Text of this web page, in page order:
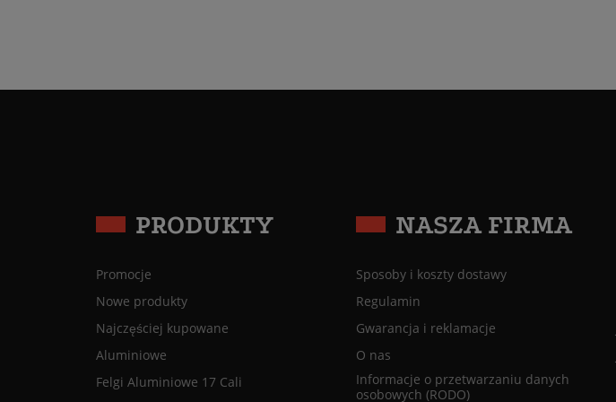
PRODUKTY
Promocje
Nowe produkty
Najczęściej kupowane
Aluminiowe
Felgi Aluminiowe 17 Cali
NASZA FIRMA
Sposoby i koszty dostawy
Regulamin
Gwarancja i reklamacje
O nas
Informacje o przetwarzaniu danych
osobowych (RODO)